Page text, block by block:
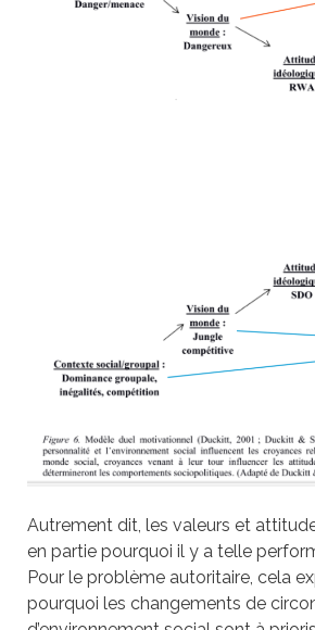
Autrement dit, les valeurs et
en partie pourquoi il y a telle
Pour le problème autoritaire, cela
pourquoi les changements de